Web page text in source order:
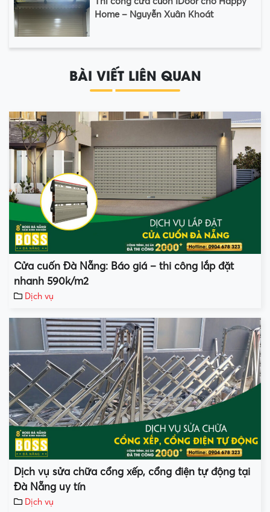
Home – Nguyễn Xuân Khoát
BÀI VIẾT LIÊN QUAN
Cửa cuốn Đà Nẵng: Báo giá – thi công lắp đặt
nhanh 590k/m2
Dịch vụ
Dịch vụ sửa chữa cổng xếp, cổng điện tự động tại
Đà Nẵng uy tín
Dịch vụ